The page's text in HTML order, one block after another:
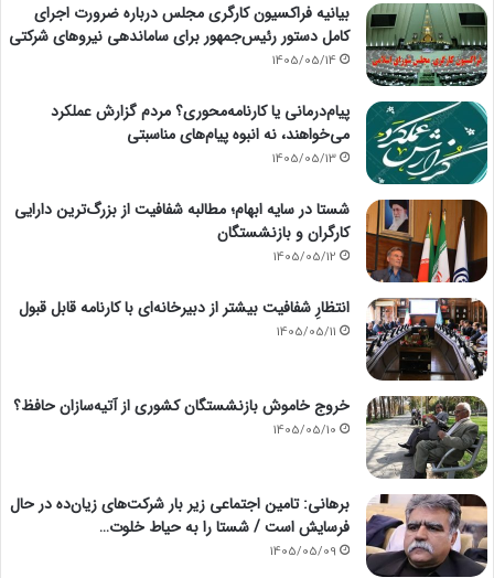
بیانیه فراکسیون کارگری مجلس درباره ضرورت اجرای
کامل دستور رئیس‌جمهور برای ساماندهی نیروهای شرکتی
1405/05/14
پیام‌درمانی یا کارنامه‌محوری؟ مردم گزارش عملکرد
می‌خواهند، نه انبوه پیام‌های مناسبتی
1405/05/13
شستا در سایه ابهام؛ مطالبه شفافیت از بزرگ‌ترین دارایی
کارگران و بازنشستگان
1405/05/12
انتظارِ شفافیت بیشتر از دبیرخانه‌ای با کارنامه قابل قبول
1405/05/11
خروج خاموش بازنشستگان کشوری از آتیه‌سازان حافظ؟
1405/05/10
برهانی: تامین اجتماعی زیر بار شرکت‌های زیان‌ده در حال
فرسایش است / شستا را به حیاط خلوت…
1405/05/09